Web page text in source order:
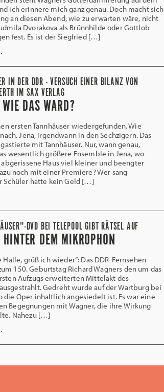
ich erinnere mich ganz genau. Doch macht sich
an diesen Abend, wie zu erwarten wäre, nicht
Dvorakova als Brünnhilde oder Gottlob
fest. Es ist der Siegfried […]
IN DER DDR - VERSUCH EINER BILANZ VON
IM SAX VERLAG
DAS WARD?
ersten Tannhäuser wiedergefunden. Wie
Jena, irgendwann in den Sechzigern. Das
mit Tannhäuser. Nur, wann genau,
wesentlich größere Ensemble in Jena, wo
Haus viel kleiner und beengter
noch mit einer Premiere? Wer sang
Schüler hatte kein Geld […]
DVD BEI TELEPOOL GIBT RÄTSEL AUF
DEM MIKROPHON
Halle, grüß ich wieder“: Das DDR-Fernsehen
150. Geburtstag Richard Wagners den um das
Aufzugs erweiterten Mittelakt des
Gedreht wurde auf der Wartburg bei
die Oper inhaltlich angesiedelt ist. Es war eine
Begegnungen mit Wagner, die ihre Wirkung
Nahezu […]